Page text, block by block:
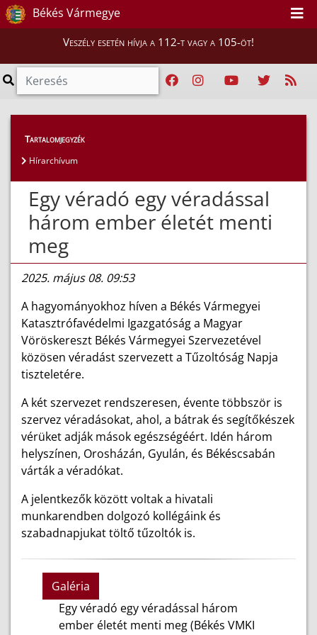
Békés Vármegye
Veszély esetén hívja a 112-t vagy a 105-öt!
Híreink > Hírek
Tartalomjegyzék
Hírarchívum
Egy véradó egy véradással
három ember életét menti
meg
2025. május 08. 09:53
A hagyományokhoz híven a Békés Vármegyei
Katasztrófavédelmi Igazgatóság a Magyar
Vöröskereszt Békés Vármegyei Szervezetével
közösen véradást szervezett a Tűzoltóság Napja
tiszteletére.
A két szervezet rendszeresen, évente többször is
szervez véradásokat, ahol, a bátrak és segítőkészek
vérüket adják mások egészségéért. Idén három
helyszínen, Orosházán, Gyulán, és Békéscsabán
várták a véradókat.
A jelentkezők között voltak a hivatali
munkarendben dolgozó kollégáink és
szabadnapjukat töltő tűzoltók is.
Galéria
Egy véradó egy véradással három
ember életét menti meg (Békés VMKI